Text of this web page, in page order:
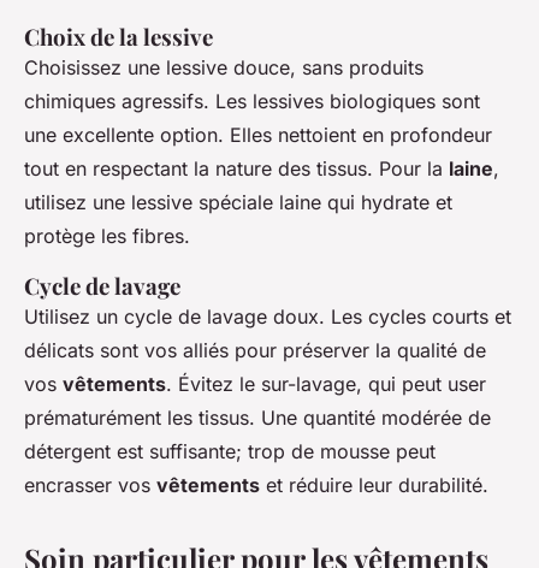
Choix de la lessive
Choisissez une lessive douce, sans produits
chimiques agressifs. Les lessives biologiques sont
une excellente option. Elles nettoient en profondeur
tout en respectant la nature des tissus. Pour la laine,
utilisez une lessive spéciale laine qui hydrate et
protège les fibres.
Cycle de lavage
Utilisez un cycle de lavage doux. Les cycles courts et
délicats sont vos alliés pour préserver la qualité de
vos vêtements. Évitez le sur-lavage, qui peut user
prématurément les tissus. Une quantité modérée de
détergent est suffisante; trop de mousse peut
encrasser vos vêtements et réduire leur durabilité.
Soin particulier pour les vêtements